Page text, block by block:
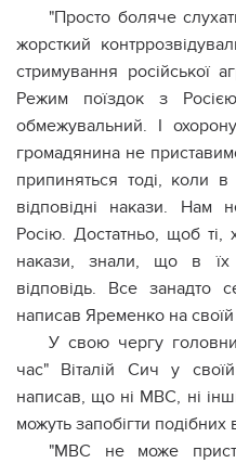
"Просто боляче
жорсткий
стримування російської
Режим поїздок з
обмежувальний. І
громадянина не
припиняться тоді, коли в
відповідні накази. Нам
Росію. Достатньо, щоб ті,
накази, знали, що в їх
відповідь. Все занадто
написав Яременко на своїй
У свою чергу
час" Віталій Сич у
написав, що ні МВС, ні
можуть запобігти подібних
"МВС не може